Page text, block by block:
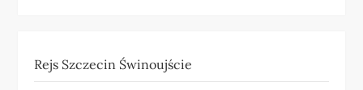
Rejs Szczecin Świnoujście